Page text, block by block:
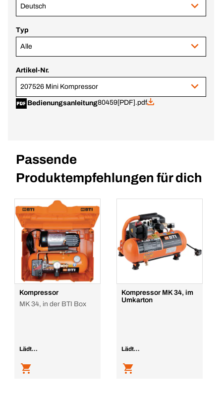
Deutsch
Typ
Alle
Artikel-Nr.
207526 Mini Kompressor
Bedienungsanleitung80459[PDF].pdf
Passende
Produktempfehlungen für dich
Kompressor
MK 34, in der BTI Box
Lädt...
Kompressor MK 34, im
Umkarton
Lädt...